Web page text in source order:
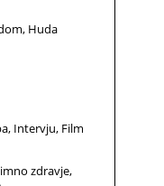
Huda
Intervju Film
zdravje